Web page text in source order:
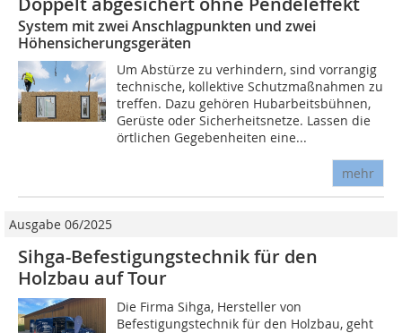
System mit zwei Anschlagpunkten und zwei
Höhensicherungsgeräten
Um Abstürze zu verhindern, sind vorrangig
technische, kollektive Schutzmaßnahmen zu
treffen. Dazu gehören Hubarbeitsbühnen,
Gerüste oder Sicherheitsnetze. Lassen die
örtlichen Gegebenheiten eine...
mehr
Ausgabe 06/2025
Sihga-Befestigungstechnik für den
Holzbau auf Tour
Die Firma Sihga, Hersteller von
Befestigungstechnik für den Holzbau, geht